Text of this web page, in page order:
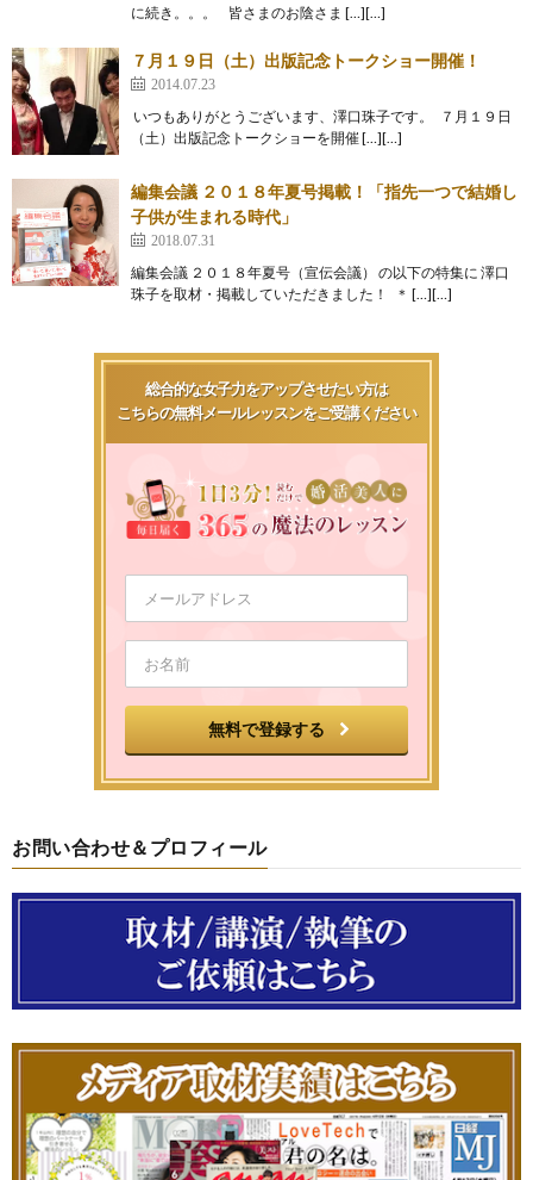
に続き。。。 皆さまのお陰さま […][…]
７月１９日（土）出版記念トークショー開催！
2014.07.23
いつもありがとうございます、澤口珠子です。 ７月１９日
（土）出版記念トークショーを開催 […][…]
編集会議 ２０１８年夏号掲載！「指先一つで結婚し
子供が生まれる時代」
2018.07.31
編集会議 ２０１８年夏号（宣伝会議） の以下の特集に 澤口
珠子を取材・掲載していただきました！ ＊ […][…]
総合的な女子力をアップさせたい方は
こちらの無料メールレッスンをご受講ください
お問い合わせ＆プロフィール